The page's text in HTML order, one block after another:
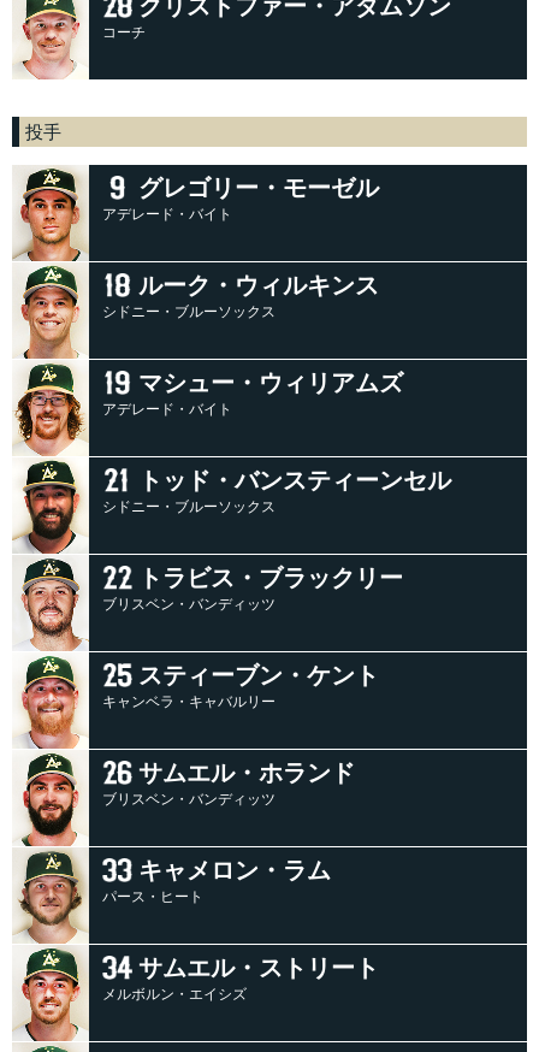
クリストファー・アダムソン
コーチ
投手
グレゴリー・モーゼル
アデレード・バイト
ルーク・ウィルキンス
シドニー・ブルーソックス
マシュー・ウィリアムズ
アデレード・バイト
トッド・バンスティーンセル
シドニー・ブルーソックス
トラビス・ブラックリー
ブリスベン・バンディッツ
スティーブン・ケント
キャンベラ・キャバルリー
サムエル・ホランド
ブリスベン・バンディッツ
キャメロン・ラム
パース・ヒート
サムエル・ストリート
メルボルン・エイシズ